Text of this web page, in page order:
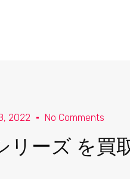
2022 No Comments
リーズ を買